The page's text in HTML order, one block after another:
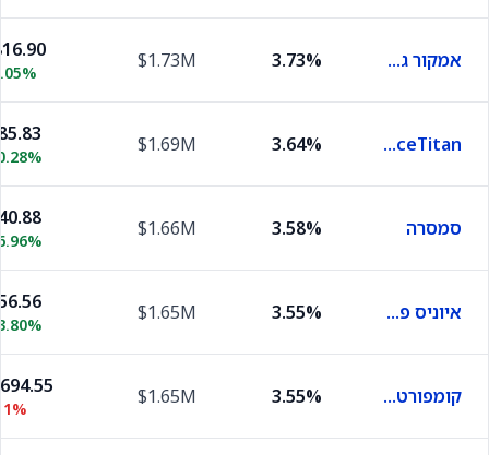
אמקור גרופ 3.73%
$1.73M
ServiceTitan
3.64%
$1.69M
סמסרה 3.58%
$1.66M
איוניס פארמסוטיקלס 3.55%
$1.65M
קומפורט סיסטמס יו.אס.איי 3.55%
$1.65M